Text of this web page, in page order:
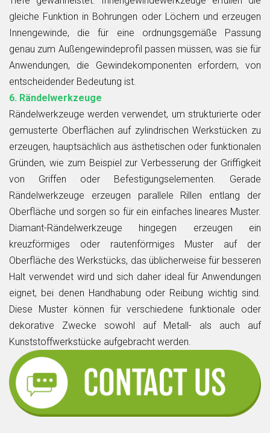
gleiche Funktion in Bohrungen oder Löchern und erzeugen
Innengewinde, die für eine ordnungsgemäße Passung
genau zum Außengewindeprofil passen müssen, was sie für
Anwendungen, die Gewindekomponenten erfordern, von
entscheidender Bedeutung ist.
6. Rändelwerkzeuge
Rändelwerkzeuge werden verwendet, um strukturierte oder
gemusterte Oberflächen auf zylindrischen Werkstücken zu
erzeugen, hauptsächlich aus ästhetischen oder funktionalen
Gründen, wie zum Beispiel zur Verbesserung der Griffigkeit
von Griffen oder Befestigungselementen. Gerade
Rändelwerkzeuge erzeugen parallele Rillen entlang der
Oberfläche und sorgen so für ein einfaches lineares Muster.
Diamant-Rändelwerkzeuge hingegen erzeugen ein
kreuzförmiges oder rautenförmiges Muster auf der
Oberfläche des Werkstücks, das üblicherweise für besseren
Halt verwendet wird und sich daher ideal für Anwendungen
eignet, bei denen Handhabung oder Reibung wichtig sind.
Diese Muster können für verschiedene funktionale oder
dekorative Zwecke sowohl auf Metall- als auch auf
Kunststoffwerkstücke aufgebracht werden.